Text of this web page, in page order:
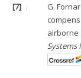
[7] .
G.
airborne
Systems